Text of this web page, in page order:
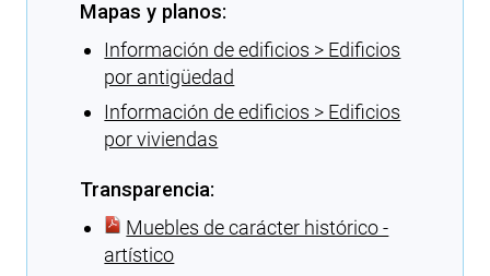
Mapas y planos:
Información de edificios > Edificios
por antigüedad
Información de edificios > Edificios
por viviendas
Transparencia:
Muebles de carácter histórico -
artístico